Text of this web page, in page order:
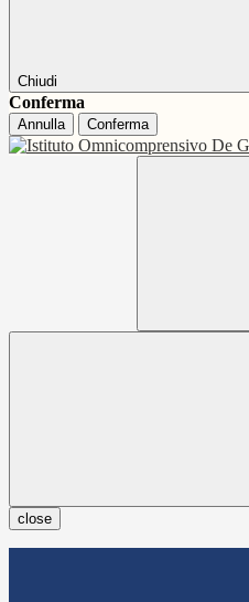
Chiudi
Conferma
Annulla Conferma
close